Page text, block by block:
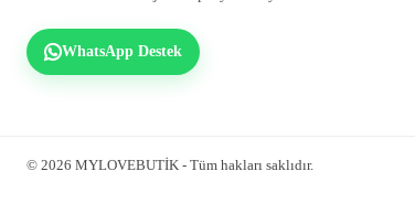
WhatsApp Destek
© 2026 MYLOVEBUTİK - Tüm hakları saklıdır.